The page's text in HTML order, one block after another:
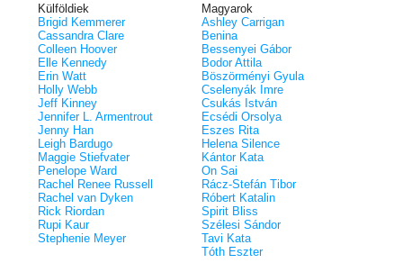
Külföldiek
Brigid Kemmerer
Cassandra Clare
Colleen Hoover
Elle Kennedy
Erin Watt
Holly Webb
Jeff Kinney
Jennifer L. Armentrout
Jenny Han
Leigh Bardugo
Maggie Stiefvater
Penelope Ward
Rachel Renee Russell
Rachel van Dyken
Rick Riordan
Rupi Kaur
Stephenie Meyer
Magyarok
Ashley Carrigan
Benina
Bessenyei Gábor
Bodor Attila
Böszörményi Gyula
Cselenyák Imre
Csukás István
Ecsédi Orsolya
Eszes Rita
Helena Silence
Kántor Kata
On Sai
Rácz-Stefán Tibor
Róbert Katalin
Spirit Bliss
Szélesi Sándor
Tavi Kata
Tóth Eszter